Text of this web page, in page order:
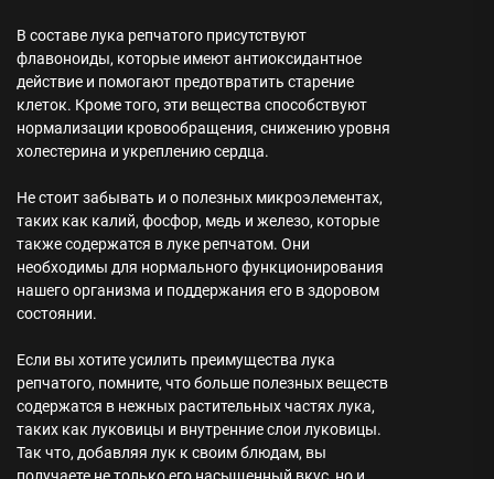
В составе лука репчатого присутствуют
флавоноиды, которые имеют антиоксидантное
действие и помогают предотвратить старение
клеток. Кроме того, эти вещества способствуют
нормализации кровообращения, снижению уровня
холестерина и укреплению сердца.
Не стоит забывать и о полезных микроэлементах,
таких как калий, фосфор, медь и железо, которые
также содержатся в луке репчатом. Они
необходимы для нормального функционирования
нашего организма и поддержания его в здоровом
состоянии.
Если вы хотите усилить преимущества лука
репчатого, помните, что больше полезных веществ
содержатся в нежных растительных частях лука,
таких как луковицы и внутренние слои луковицы.
Так что, добавляя лук к своим блюдам, вы